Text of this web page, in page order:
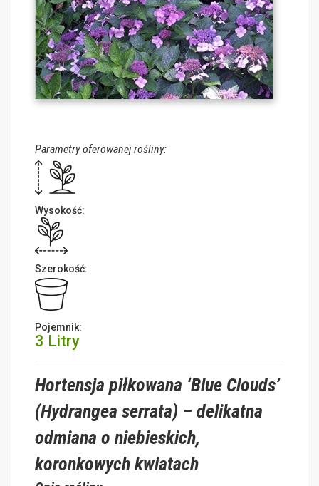
Parametry oferowanej rośliny:
Wysokość:
Szerokość:
Pojemnik:
3 Litry
Hortensja piłkowana ‘Blue Clouds’
(Hydrangea serrata) – delikatna
odmiana o niebieskich,
koronkowych kwiatach